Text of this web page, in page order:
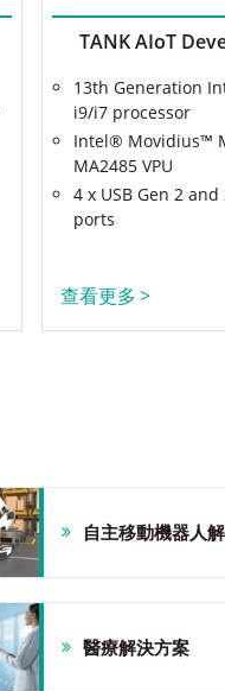
TANK AIoT
13th Generation
i9/i7 processor
Intel® Movidius™
MA2485 VPU
4 x USB Gen 2 and
ports
查看更多>
自主移動機器人
醫療解決方案